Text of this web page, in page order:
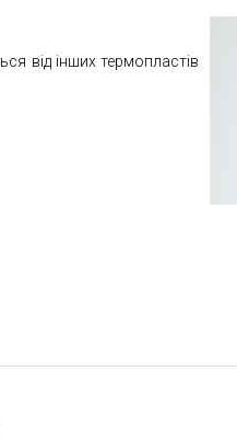
від інших термопластів